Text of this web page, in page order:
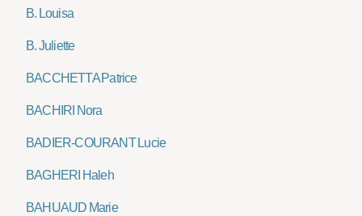
B. Louisa
B. Juliette
BACCHETTA Patrice
BACHIRI Nora
BADIER-COURANT Lucie
BAGHERI Haleh
BAHUAUD Marie